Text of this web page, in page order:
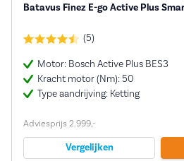
Batavus Finez E-go Active Plus
(5)
Motor: Bosch Active Plus BES3
Kracht motor (Nm): 50
Type aandrijving: Ketting
Adviesprijs 2.999,-
Vergelijken